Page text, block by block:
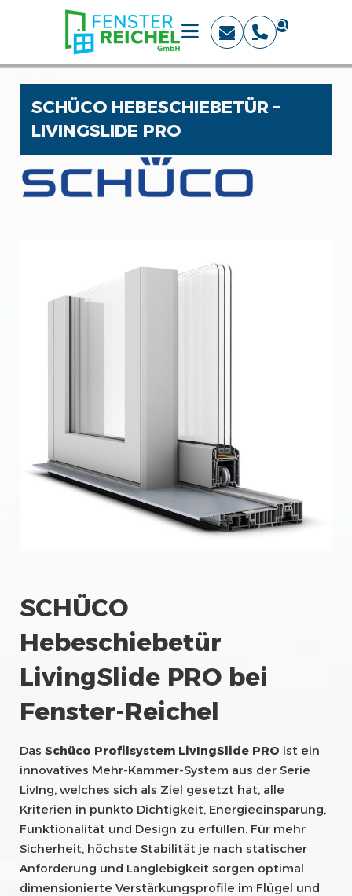
SCHÜCO HEBESCHIEBETÜR –
LIVINGSLIDE PRO
SCHÜCO
Hebeschiebetür
LivingSlide PRO bei
Fenster-Reichel
Das Schüco Profilsystem LivIngSlide PRO ist ein
innovatives Mehr-Kammer-System aus der Serie
LivIng, welches sich als Ziel gesetzt hat, alle
Kriterien in punkto Dichtigkeit, Energieeinsparung,
Funktionalität und Design zu erfüllen. Für mehr
Sicherheit, höchste Stabilität je nach statischer
Anforderung und Langlebigkeit sorgen optimal
dimensionierte Verstärkungsprofile im Flügel und